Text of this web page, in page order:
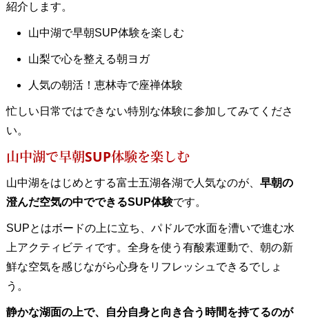
紹介します。
山中湖で早朝SUP体験を楽しむ
山梨で心を整える朝ヨガ
人気の朝活！恵林寺で座禅体験
忙しい日常ではできない特別な体験に参加してみてくださ
い。
山中湖で早朝SUP体験を楽しむ
山中湖をはじめとする富士五湖各湖で人気なのが、 早朝の
澄んだ空気の中でできるSUP体験です。
SUPとはボードの上に立ち、パドルで水面を漕いで進む水
上アクティビティです。全身を使う有酸素運動で、朝の新
鮮な空気を感じながら心身をリフレッシュできるでしょ
う。
静かな湖面の上で、自分自身と向き合う時間を持てるのが